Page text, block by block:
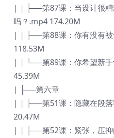
| | ├──第87课：当设计很糟
吗？.mp4 174.20M
| | ├──第88课：你有没有
118.53M
| | └──第89课：你希望新
45.39M
| ├──第六章
| | ├──第51课：隐藏在段
20.47M
| | ├──第52课：紧张，压